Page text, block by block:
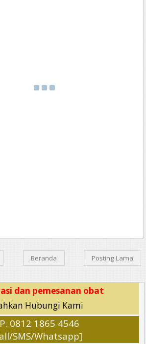
Posting Lama
Beranda
dan pemesanan obat
Hubungi Kami
0812 1865 4546
SMS/Whatsapp]